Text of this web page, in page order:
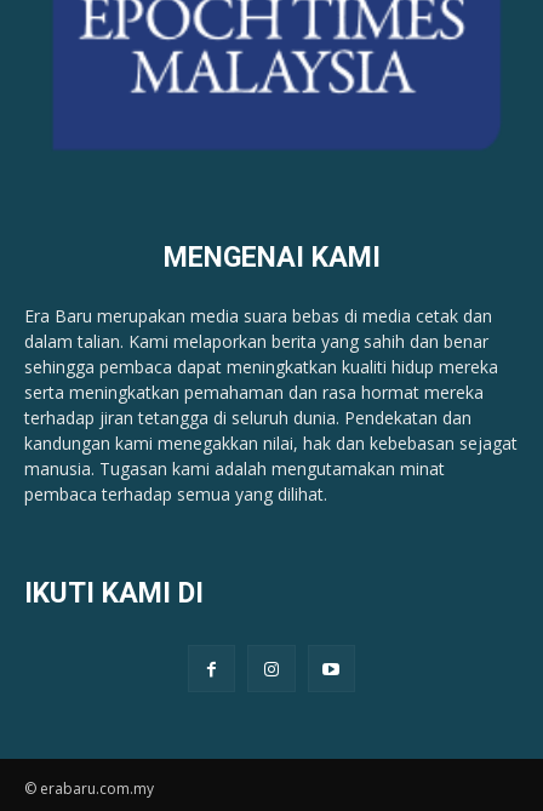
MENGENAI KAMI
Era Baru merupakan media suara bebas di media cetak dan
dalam talian. Kami melaporkan berita yang sahih dan benar ​​
sehingga pembaca dapat meningkatkan kualiti hidup mereka
serta meningkatkan pemahaman dan rasa hormat mereka
terhadap jiran tetangga di seluruh dunia. Pendekatan dan
kandungan kami menegakkan nilai, hak dan kebebasan sejagat
manusia. Tugasan kami adalah mengutamakan minat
pembaca terhadap semua yang dilihat.
IKUTI KAMI DI
© erabaru.com.my